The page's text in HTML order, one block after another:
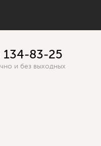
134-83-25
и без выходных